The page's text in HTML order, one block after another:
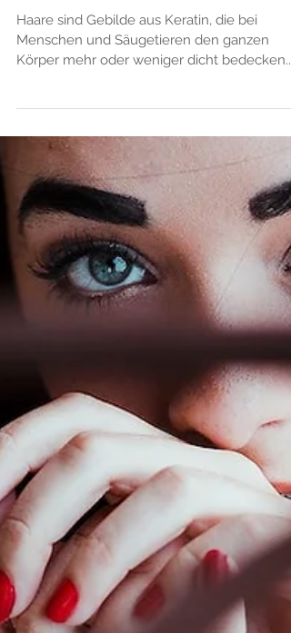
Anatomie der Haare -
Menschen und Säugetieren den ganzen
Körper mehr oder weniger dicht bedecken.
Sie schützen vor...